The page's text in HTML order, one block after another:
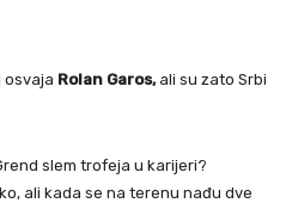
osvaja Rolan Garos,ali su zato Srbi
slem trofeja u karijeri?
ali kada se na terenu nađu dve